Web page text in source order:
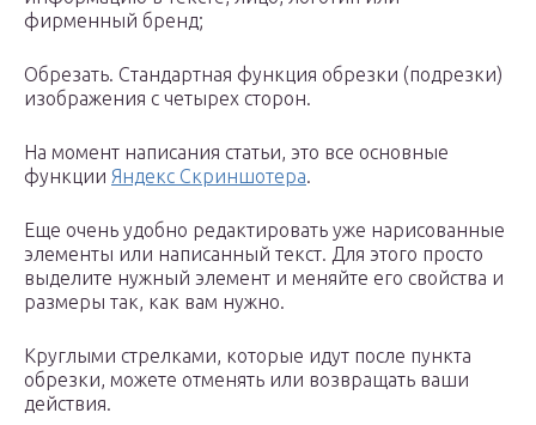
фирменный бренд;
Обрезать. Стандартная функция обрезки (подрезки)
изображения с четырех сторон.
На момент написания статьи, это все основные
функции Яндекс Скриншотера.
Еще очень удобно редактировать уже нарисованные
элементы или написанный текст. Для этого просто
выделите нужный элемент и меняйте его свойства и
размеры так, как вам нужно.
Круглыми стрелками, которые идут после пункта
обрезки, можете отменять или возвращать ваши
действия.